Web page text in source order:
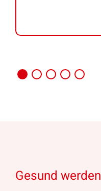
Gesund werden